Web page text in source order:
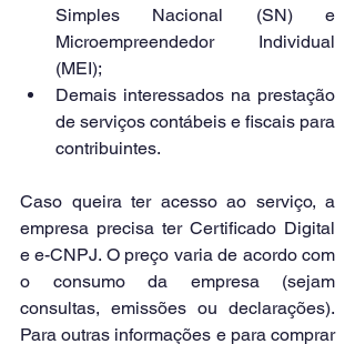
Simples Nacional (SN) e
Microempreendedor Individual
(MEI);
Demais interessados na prestação
de serviços contábeis e fiscais para
contribuintes.
Caso queira ter acesso ao serviço, a
empresa precisa ter Certificado Digital
e e-CNPJ. O preço varia de acordo com
o consumo da empresa (sejam
consultas, emissões ou declarações).
Para outras informações e para comprar